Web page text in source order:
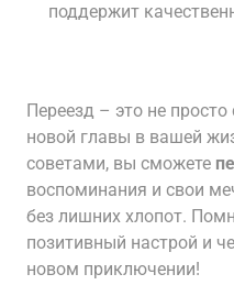
поддержит
Переезд – это не
новой главы в вашей
советами, вы сможете
воспоминания и свои
без лишних хлопот.
позитивный настрой и
новом приключении!